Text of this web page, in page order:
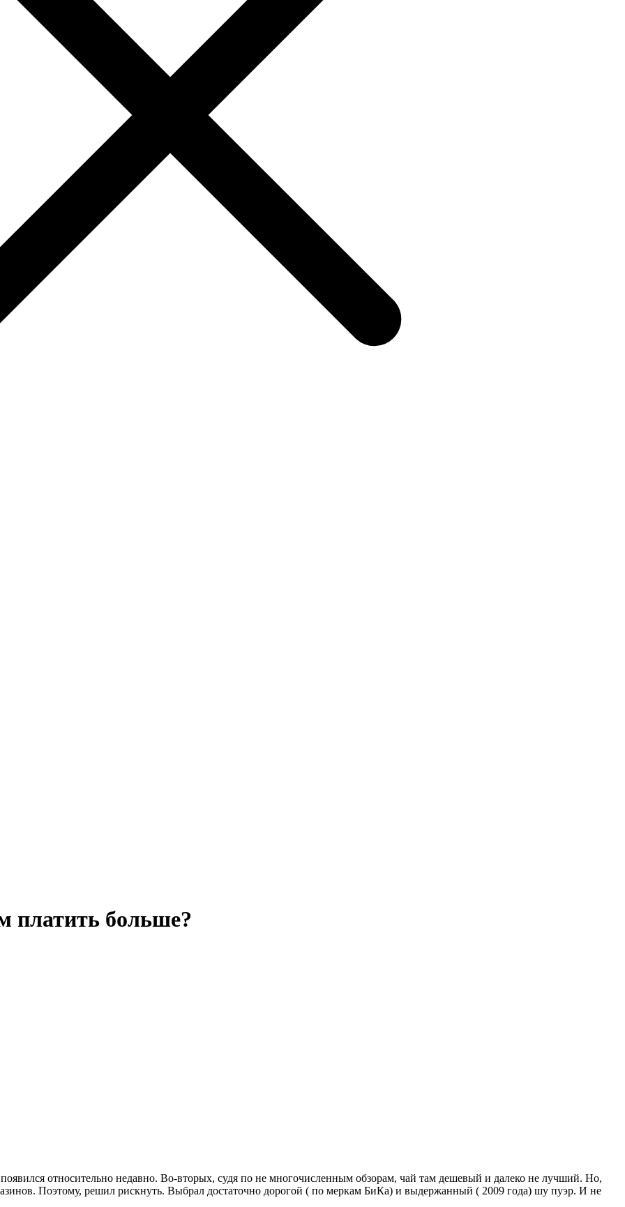
платить больше?
относительно недавно. Во-вторых, судя по не многочисленным обзорам, чай там дешевый и далеко не лучший. Но,
Поэтому, решил рискнуть. Выбрал достаточно дорогой ( по меркам БиКа) и выдержанный ( 2009 года) шу пуэр. И не